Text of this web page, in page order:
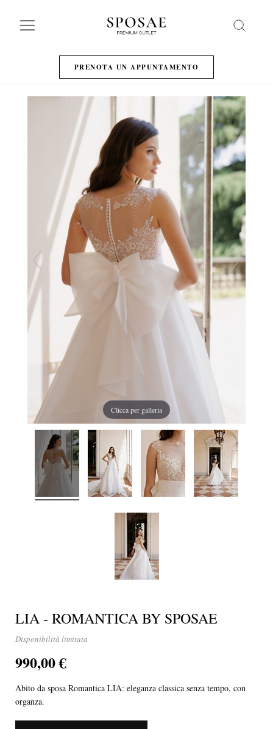
PRENOTA UN APPUNTAMENTO
Clicca per galleria
LIA - ROMANTICA BY SPOSAE
Disponibilità limitata
990,00 €
Abito da sposa Romantica LIA: eleganza classica senza tempo, con
organza.